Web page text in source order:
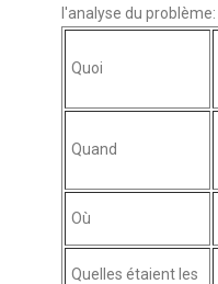
l'analyse du problème:
Quoi
Quand
Où
Quelles étaient les